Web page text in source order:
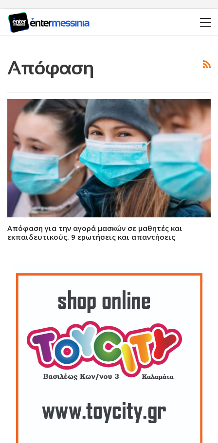
Aπόφαση
Aπόφαση για την αγορά μασκών σε μαθητές και
εκπαιδευτικούς. 9 ερωτήσεις και απαντήσεις